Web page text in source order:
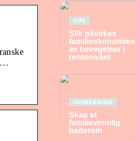
…
TIPS
Slik påvirkes
familieøkonomien
av bevegelser i
rentenivået
INNREDNING
Skap et
familievennlig
baderom